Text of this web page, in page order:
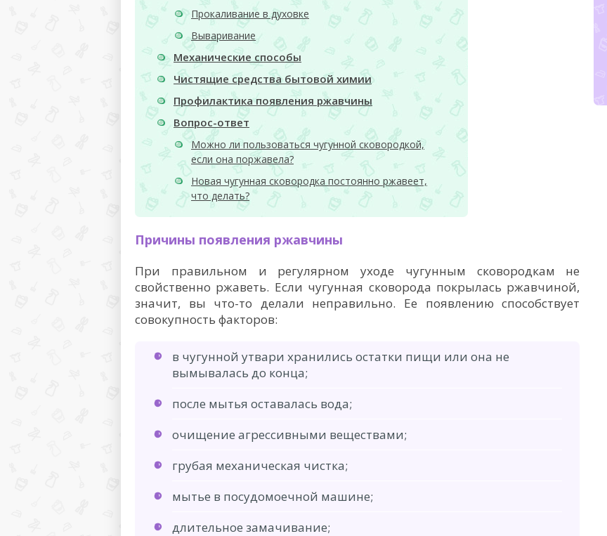
Прокаливание в духовке
Вываривание
Механические способы
Чистящие средства бытовой химии
Профилактика появления ржавчины
Вопрос-ответ
Можно ли пользоваться чугунной сковородкой,
если она поржавела?
Новая чугунная сковородка постоянно ржавеет,
что делать?
Причины появления ржавчины
При правильном и регулярном уходе чугунным сковородкам не
свойственно ржаветь. Если чугунная сковорода покрылась ржавчиной,
значит, вы что-то делали неправильно. Ее появлению способствует
совокупность факторов:
в чугунной утвари хранились остатки пищи или она не
вымывалась до конца;
после мытья оставалась вода;
очищение агрессивными веществами;
грубая механическая чистка;
мытье в посудомоечной машине;
длительное замачивание;